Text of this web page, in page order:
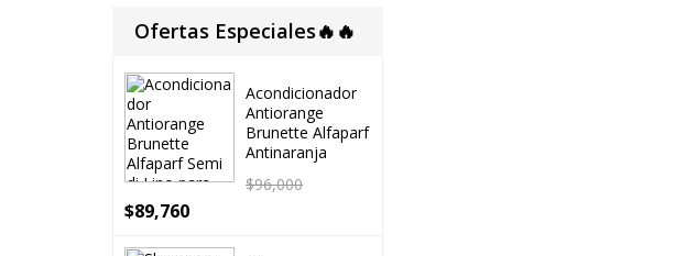
Ofertas Especiales🔥🔥
Acondicionador
Antiorange
Brunette Alfaparf
Antinaranja
$96,000
$89,760